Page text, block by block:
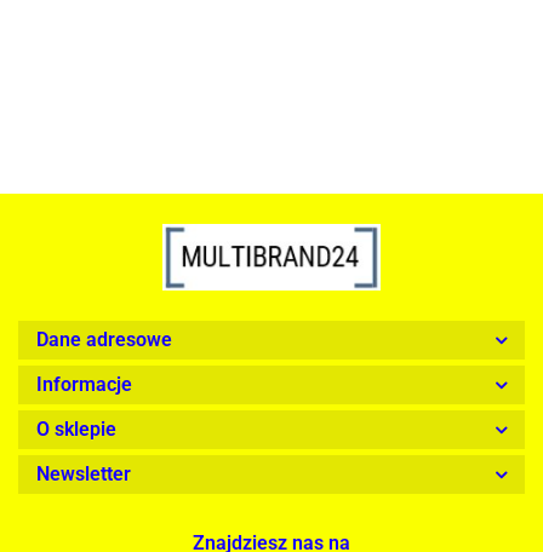
Dane adresowe
Informacje
O sklepie
Newsletter
Znajdziesz nas na